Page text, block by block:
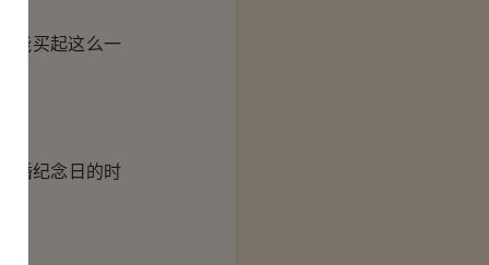
能买起这么一
婚纪念日的时